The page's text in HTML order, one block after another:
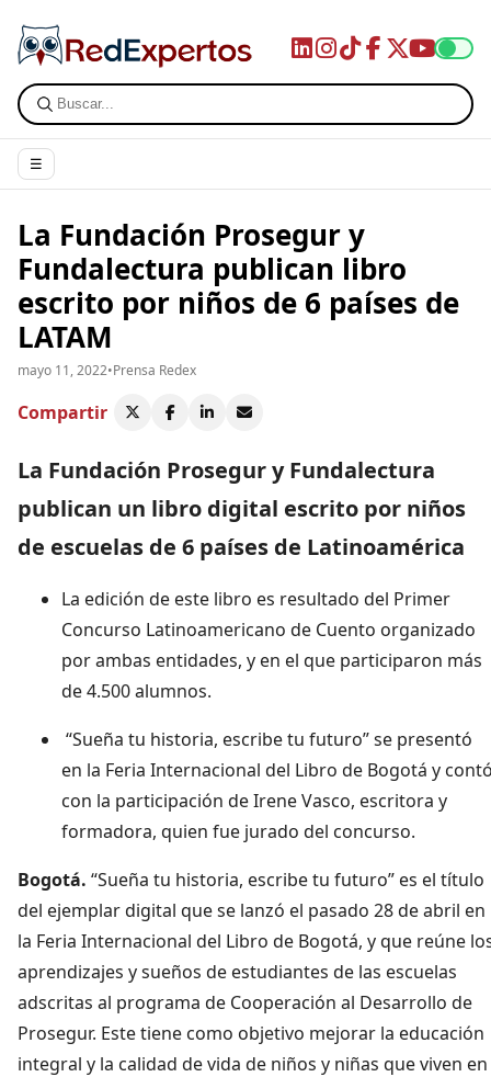
☰
La Fundación Prosegur y
Fundalectura publican libro
escrito por niños de 6 países de
LATAM
mayo 11, 2022•Prensa Redex
Compartir
La Fundación Prosegur y Fundalectura
publican un libro digital escrito por niños
de escuelas de 6 países de Latinoamérica
La edición de este libro es resultado del Primer
Concurso Latinoamericano de Cuento organizado
por ambas entidades, y en el que participaron más
de 4.500 alumnos.
“Sueña tu historia, escribe tu futuro” se presentó
en la Feria Internacional del Libro de Bogotá y
con la participación de Irene Vasco, escritora y
formadora, quien fue jurado del concurso.
Bogotá. “Sueña tu historia, escribe tu futuro” es el título
del ejemplar digital que se lanzó el pasado 28 de abril en
la Feria Internacional del Libro de Bogotá, y que reúne
aprendizajes y sueños de estudiantes de las escuelas
adscritas al programa de Cooperación al Desarrollo de
Prosegur. Este tiene como objetivo mejorar la educación
integral y la calidad de vida de niños y niñas que viven en